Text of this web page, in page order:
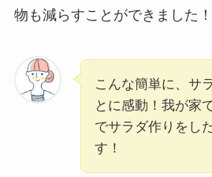
物も減らすことができました！
こんな簡単に、サ
とに感動！我が家
でサラダ作りをし
す！